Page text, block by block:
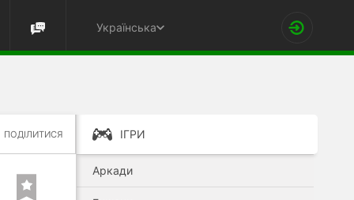
Українська
ПОДІЛИТИСЯ ІГРИ
Аркади